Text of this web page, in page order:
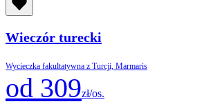
Wieczór turecki
Wycieczka fakultatywna z Turcji, Marmaris
od 309zł/os.